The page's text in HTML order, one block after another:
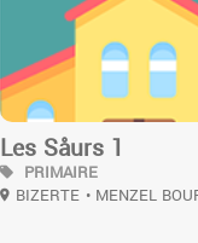
Les Såurs 1
PRIMAIRE
BIZERTE • MENZEL